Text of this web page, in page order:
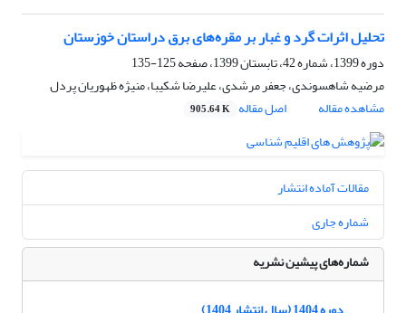
تحلیل اثرات گرد و غبار بر مقره‌های برق دراستان خوزستان
دوره 1399، شماره 42، تابستان 1399، صفحه
125-135
مرضیه شاهسوندی، جعفر مرشدی، علیرضا شکیبا، منیژه ظهوریان پردل
مشاهده مقاله
اصل مقاله 905.64 K
مقالات آماده انتشار
شماره جاری
شماره‌های پیشین نشریه